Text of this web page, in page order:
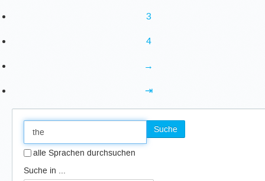
3
4
→
⇥
Suche
alle Sprachen durchsuchen
Suche in ...